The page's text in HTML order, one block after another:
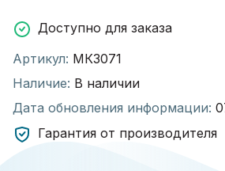
Доступно для заказа
Артикул: МК3071
Наличие: В наличии
Дата обновления информации:
Гарантия от производителя